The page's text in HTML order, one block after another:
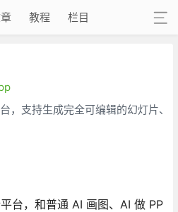
教程 栏目
，支持生成完全可编辑的幻灯片、
台，和普通 AI 画图、AI 做 PP